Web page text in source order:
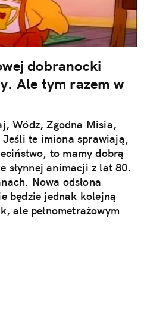
dobranocki
Ale tym razem w
Wódz, Zgodna Misia,
Jeśli te imiona sprawiają,
to mamy dobrą
słynnej animacji z lat 80.
Nowa odsłona
będzie jednak kolejną
ale pełnometrażowym